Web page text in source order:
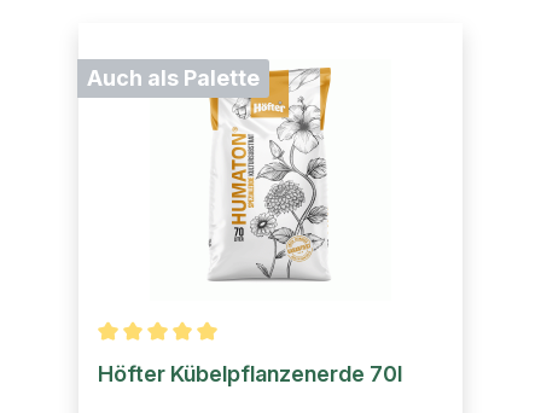
Auch als Palette
Durchschnittliche Bewertung von 5 von 5 Sternen
Höfter Kübelpflanzenerde 70l